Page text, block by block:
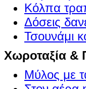
Κόλπα
Δόσεις
Τσουνάμι
Χωροταξία &
Μύλος με